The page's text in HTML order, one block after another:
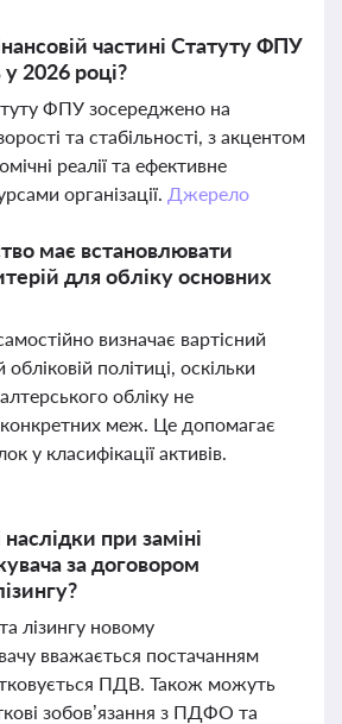
частині Статуту ФПУ
2026 році?
ФПУ зосереджено на
та стабільності, з акцентом
реалії та ефективне
організації. Джерело
має встановлювати
для обліку основних
визначає вартісний
обліковій політиці, оскільки
обліку не
меж. Це допомагає
у класифікації активів.
при заміні
за договором
лізингу новому
вважається постачанням
ПДВ. Також можуть
зобов’язання з ПДФО та